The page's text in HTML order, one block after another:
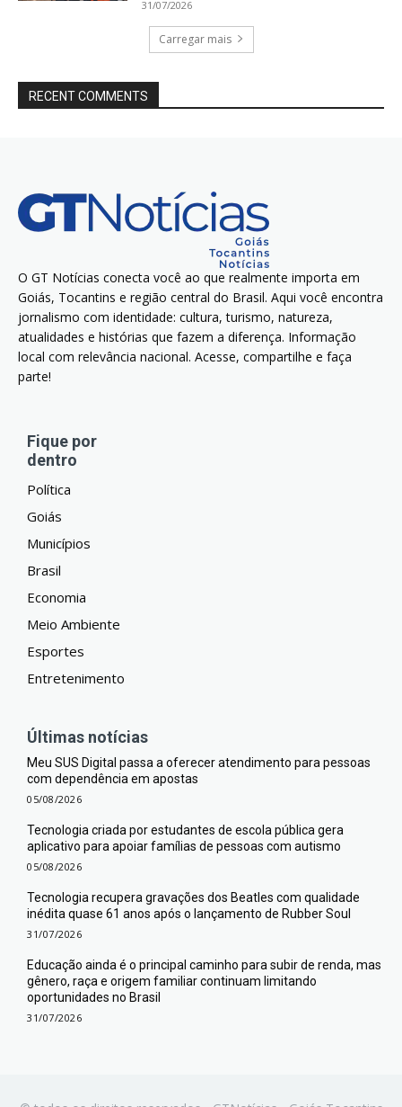
31/07/2026
Carregar mais
RECENT COMMENTS
O GT Notícias conecta você ao que realmente importa em
Goiás, Tocantins e região central do Brasil. Aqui você encontra
jornalismo com identidade: cultura, turismo, natureza,
atualidades e histórias que fazem a diferença. Informação
local com relevância nacional. Acesse, compartilhe e faça
parte!
Fique por
dentro
Política
Goiás
Municípios
Brasil
Economia
Meio Ambiente
Esportes
Entretenimento
Últimas notícias
Meu SUS Digital passa a oferecer atendimento para pessoas
com dependência em apostas
05/08/2026
Tecnologia criada por estudantes de escola pública gera
aplicativo para apoiar famílias de pessoas com autismo
05/08/2026
Tecnologia recupera gravações dos Beatles com qualidade
inédita quase 61 anos após o lançamento de Rubber Soul
31/07/2026
Educação ainda é o principal caminho para subir de renda, mas
gênero, raça e origem familiar continuam limitando
oportunidades no Brasil
31/07/2026